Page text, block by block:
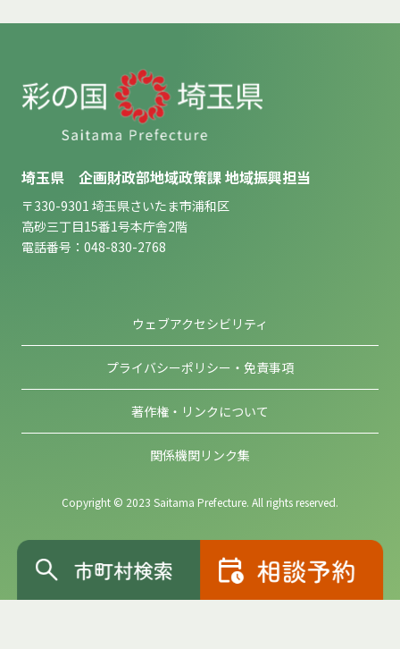
埼玉県 企画財政部地域政策課 地域振興担当
〒330-9301 埼玉県さいたま市浦和区
高砂三丁目15番1号本庁舎2階
電話番号：048-830-2768
ウェブアクセシビリティ
プライバシーポリシー・免責事項
著作権・リンクについて
関係機関リンク集
Copyright © 2023 Saitama Prefecture. All rights reserved.